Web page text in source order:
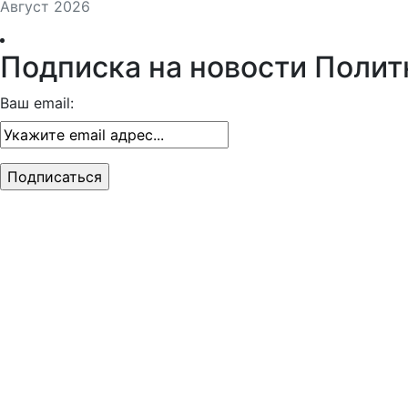
Август 2026
Подписка на новости
Ваш email: